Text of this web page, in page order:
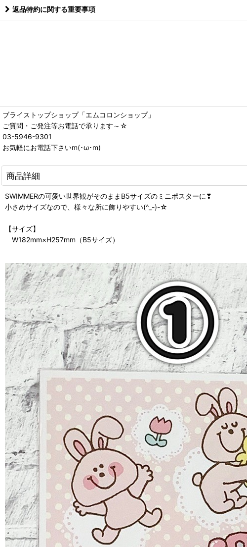
返品特約に関する重要事項
ブライストップショップ「エムコロンショップ」
ご質問・ご発注等お電話で承ります～☆
03-5946-9301
お気軽にお電話下さいm(･ω･m)
商品詳細
SWIMMERの可愛い世界観がそのままB5サイズのミニポスターに❣
小さめサイズなので、様々な所に飾りやすい(^_-)-☆
【サイズ】
W182mm×H257mm（B5サイズ）